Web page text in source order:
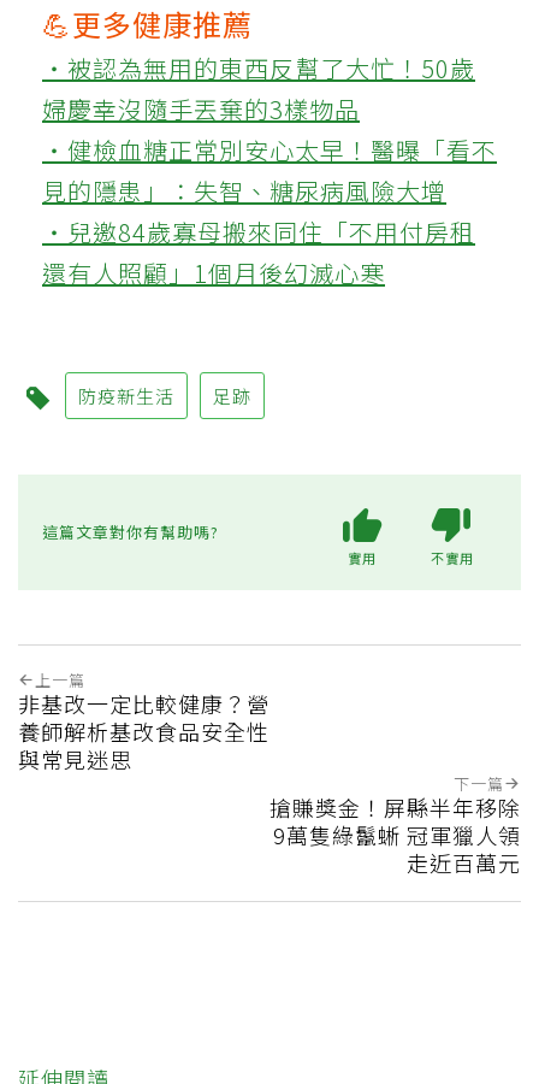
💪更多健康推薦
‧被認為無用的東西反幫了大忙！50歲
婦慶幸沒隨手丟棄的3樣物品
‧健檢血糖正常別安心太早！醫曝「看不
見的隱患」：失智、糖尿病風險大增
‧兒邀84歲寡母搬來同住「不用付房租
還有人照顧」1個月後幻滅心寒
防疫新生活 足跡
這篇文章對你有幫助嗎?
實用 不實用
上一篇
非基改一定比較健康？營
養師解析基改食品安全性
與常見迷思
下一篇
搶賺獎金！屏縣半年移除
9萬隻綠鬣蜥 冠軍獵人領
走近百萬元